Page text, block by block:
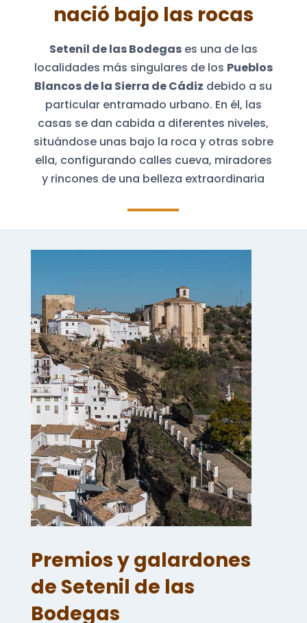
nació bajo las rocas
Setenil de las Bodegases una de las
localidades más singulares de los Pueblos
Blancos de la Sierra de Cádiz debido a su
particular entramado urbano. En él, las
casas se dan cabida a diferentes niveles,
situándose unas bajo la roca y otras sobre
ella, configurando calles cueva, miradores
y rincones de una belleza extraordinaria
Premios y galardones
de Setenil de las
Bodegas